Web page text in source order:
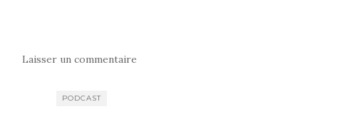
(plus d'infos ici). PROJETS
Laisser un commentaire
PODCAST